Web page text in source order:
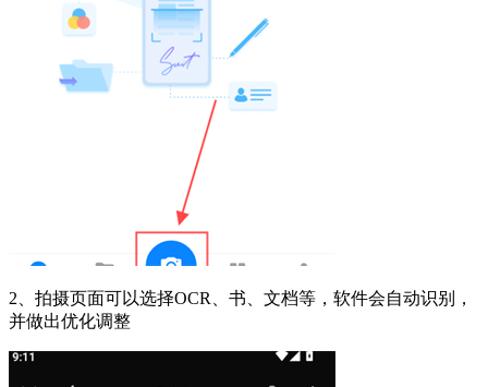
2、拍摄页面可以选择OCR、书、文档等，软件会自动识别，
并做出优化调整